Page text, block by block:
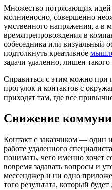
Множество потрясающих идей
молниеносно, совершенно
умственного напряжения, а в
времяпрепровождения в
собеседника или визуальный
подтолкнуть креативное
задачи удаленно, лишен
Справиться с этим можно
прогулок и контактов с
приходят там, где все
Снижение
Контакт с заказчиком — один
работе удаленного
понимать, чего именно хочет
вовремя задавать вопросы и
мессенджер и ни одно
того результата, который